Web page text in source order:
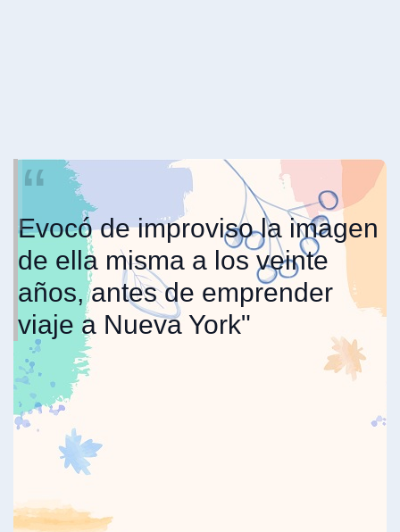
Evocó de improviso la imagen
de ella misma a los veinte
años, antes de emprender
viaje a Nueva York"